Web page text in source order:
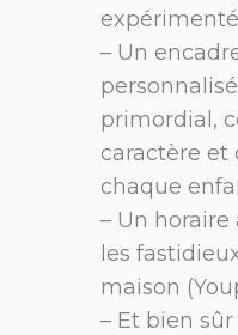
– Un
primordial,
caractère et
chaque
– Un
les
maison
– Et bien